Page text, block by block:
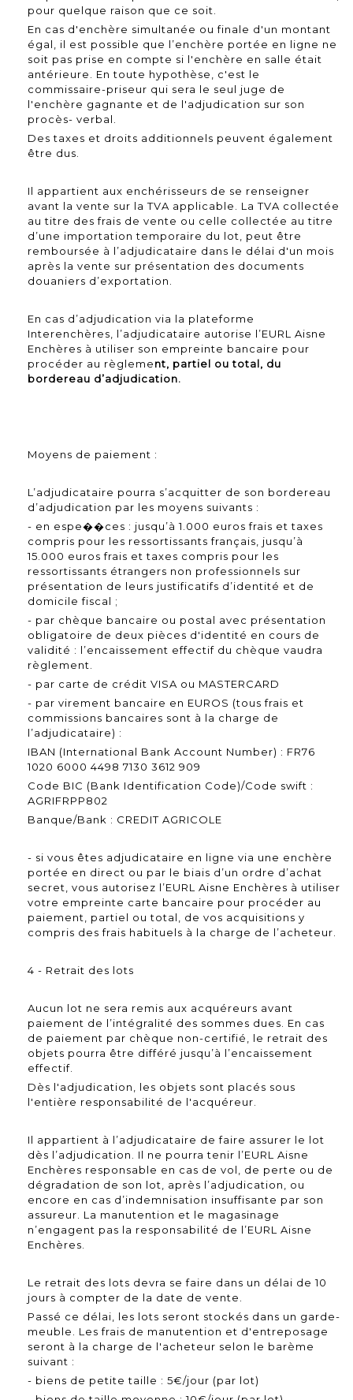
pour quelque raison que ce soit.
En cas d'enchère simultanée ou finale d'un montant
égal, il est possible que l’enchère portée en ligne ne
soit pas prise en compte si l'enchère en salle était
antérieure. En toute hypothèse, c'est le
commissaire-priseur qui sera le seul juge de
l'enchère gagnante et de l'adjudication sur son
procès- verbal.
Des taxes et droits additionnels peuvent également
être dus.
Il appartient aux enchérisseurs de se renseigner
avant la vente sur la TVA applicable. La TVA collectée
au titre des frais de vente ou celle collectée au titre
d’une importation temporaire du lot, peut être
remboursée à l’adjudicataire dans le délai d'un mois
après la vente sur présentation des documents
douaniers d’exportation.
En cas d’adjudication via la plateforme
Interenchères, l’adjudicataire autorise l’EURL Aisne
Enchères à utiliser son empreinte bancaire pour
procéder au règlement, partiel ou total, du
bordereau d’adjudication.
Moyens de paiement :
L’adjudicataire pourra s’acquitter de son bordereau
d’adjudication par les moyens suivants :
- en espe��ces : jusqu’à 1.000 euros frais et taxes
compris pour les ressortissants français, jusqu’à
15.000 euros frais et taxes compris pour les
ressortissants étrangers non professionnels sur
présentation de leurs justificatifs d’identité et de
domicile fiscal ;
- par chèque bancaire ou postal avec présentation
obligatoire de deux pièces d'identité en cours de
validité : l’encaissement effectif du chèque vaudra
règlement.
- par carte de crédit VISA ou MASTERCARD
- par virement bancaire en EUROS (tous frais et
commissions bancaires sont à la charge de
l’adjudicataire) :
IBAN (International Bank Account Number) : FR76
1020 6000 4498 7130 3612 909
Code BIC (Bank Identification Code)/Code swift :
AGRIFRPP802
Banque/Bank : CREDIT AGRICOLE
- si vous êtes adjudicataire en ligne via une enchère
portée en direct ou par le biais d’un ordre d’achat
secret, vous autorisez l’EURL Aisne Enchères à utiliser
votre empreinte carte bancaire pour procéder au
paiement, partiel ou total, de vos acquisitions y
compris des frais habituels à la charge de l’acheteur.
4 - Retrait des lots
Aucun lot ne sera remis aux acquéreurs avant
paiement de l’intégralité des sommes dues. En cas
de paiement par chèque non-certifié, le retrait des
objets pourra être différé jusqu’à l’encaissement
effectif.
Dès l'adjudication, les objets sont placés sous
l'entière responsabilité de l'acquéreur.
Il appartient à l’adjudicataire de faire assurer le lot
dès l’adjudication. Il ne pourra tenir l’EURL Aisne
Enchères responsable en cas de vol, de perte ou de
dégradation de son lot, après l’adjudication, ou
encore en cas d’indemnisation insuffisante par son
assureur. La manutention et le magasinage
n’engagent pas la responsabilité de l’EURL Aisne
Enchères.
Le retrait des lots devra se faire dans un délai de 10
jours à compter de la date de vente.
Passé ce délai, les lots seront stockés dans un garde-
meuble. Les frais de manutention et d'entreposage
seront à la charge de l'acheteur selon le barème
suivant :
- biens de petite taille : 5€/jour (par lot)